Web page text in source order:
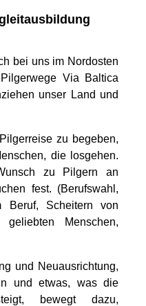
bei uns im Nordosten
Via Baltica
unser Land und
zu begeben,
die losgehen.
zu Pilgern an
fest. (Berufswahl,
Beruf, Scheitern von
Menschen,
und Neuausrichtung,
und etwas, was die
bewegt dazu,